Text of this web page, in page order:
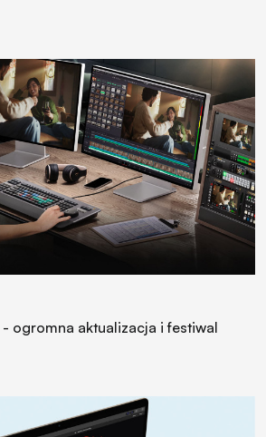
- ogromna aktualizacja i festiwal